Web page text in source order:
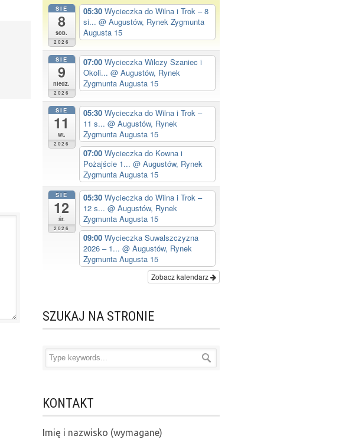
SIE
8
sob.
2026
05:30 Wycieczka do Wilna i Trok – 8
si... @ Augustów, Rynek Zygmunta
Augusta 15
SIE
9
niedz.
2026
07:00 Wycieczka Wilczy Szaniec i
Okoli... @ Augustów, Rynek
Zygmunta Augusta 15
SIE
11
wt.
2026
05:30 Wycieczka do Wilna i Trok –
11 s... @ Augustów, Rynek
Zygmunta Augusta 15
07:00 Wycieczka do Kowna i
Pożajście 1... @ Augustów, Rynek
Zygmunta Augusta 15
SIE
12
śr.
2026
05:30 Wycieczka do Wilna i Trok –
12 s... @ Augustów, Rynek
Zygmunta Augusta 15
09:00 Wycieczka Suwalszczyzna
2026 – 1... @ Augustów, Rynek
Zygmunta Augusta 15
Zobacz kalendarz
SZUKAJ NA STRONIE
KONTAKT
Imię i nazwisko (wymagane)